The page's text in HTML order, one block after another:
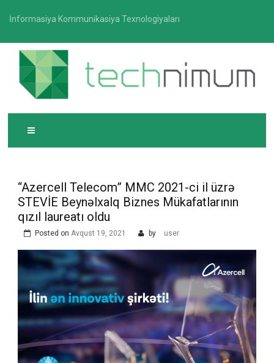
İnformasiya Kommunikasiya Texnologiyaları
TECHNIMUM
İnformasiya-kommunikasiya texnologiyaları üzrə
media platforması
“Azercell Telecom” MMC 2021-ci il üzrə
STEVİE Beynəlxalq Biznes Mükafatlarının
qızıl laureatı oldu
Posted on Avqust 19, 2021 by user